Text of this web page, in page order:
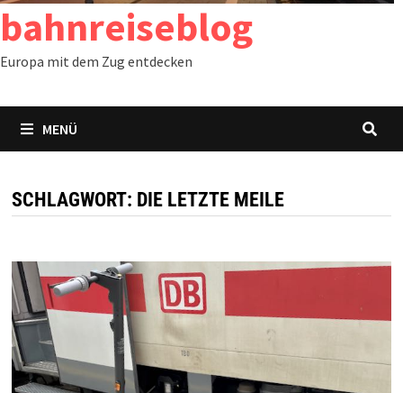
bahnreiseblog
Europa mit dem Zug entdecken
MENÜ
SCHLAGWORT: DIE LETZTE MEILE